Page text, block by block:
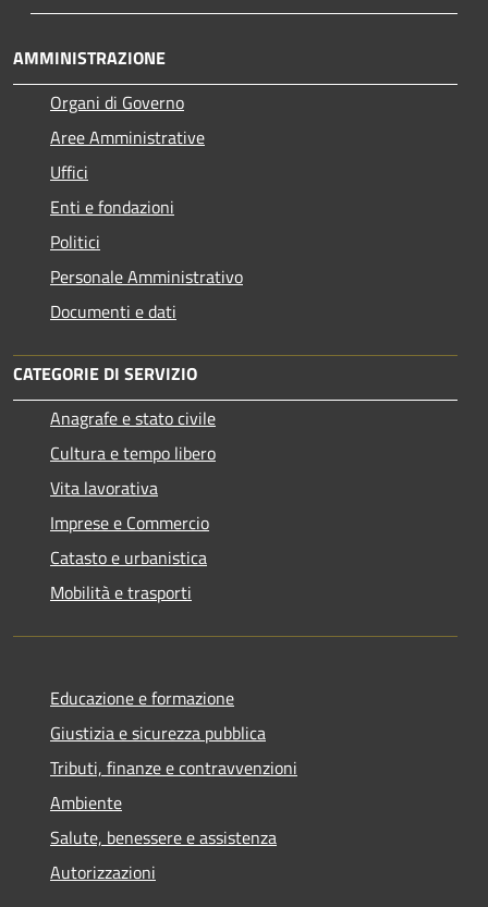
AMMINISTRAZIONE
Organi di Governo
Aree Amministrative
Uffici
Enti e fondazioni
Politici
Personale Amministrativo
Documenti e dati
CATEGORIE DI SERVIZIO
Anagrafe e stato civile
Cultura e tempo libero
Vita lavorativa
Imprese e Commercio
Catasto e urbanistica
Mobilità e trasporti
Educazione e formazione
Giustizia e sicurezza pubblica
Tributi, finanze e contravvenzioni
Ambiente
Salute, benessere e assistenza
Autorizzazioni